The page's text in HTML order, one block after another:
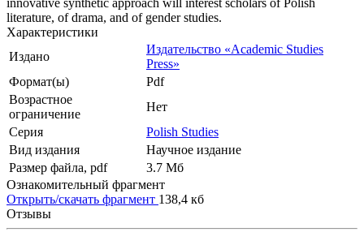
literature, of drama, and of gender studies.
Характеристики
Издано
Издательство «Academic Studies
Press»
Формат(ы)
Pdf
Возрастное
ограничение
Нет
Серия
Polish Studies
Вид издания
Научное издание
Размер файла, pdf
3.7 Mб
Ознакомительный фрагмент
Открыть/скачать фрагмент 138,4 кб
Отзывы